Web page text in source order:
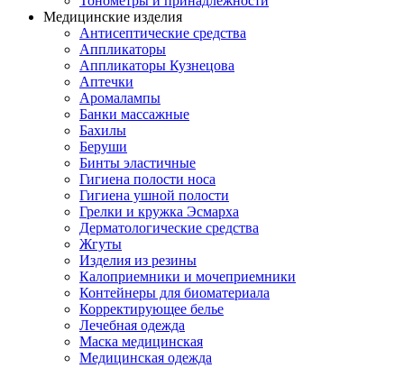
Медицинские изделия
Антисептические средства
Аппликаторы
Аппликаторы Кузнецова
Аптечки
Аромалампы
Банки массажные
Бахилы
Беруши
Бинты эластичные
Гигиена полости носа
Гигиена ушной полости
Грелки и кружка Эсмарха
Дерматологические средства
Жгуты
Изделия из резины
Калоприемники и мочеприемники
Контейнеры для биоматериала
Корректирующее белье
Лечебная одежда
Маска медицинская
Медицинская одежда